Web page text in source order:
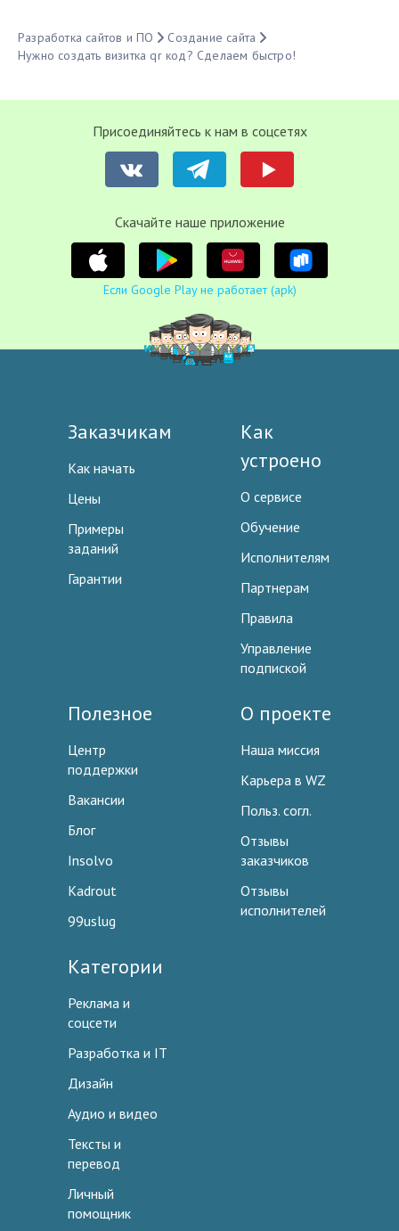
Разработка сайтов и ПО
Создание сайта
Нужно создать визитка qr код? Сделаем быстро!
Присоединяйтесь к нам в соцсетях
Cкачайте наше приложение
Если Google Play не работает (apk)
Заказчикам
Как начать
Цены
Примеры
заданий
Гарантии
Как
устроено
О сервисе
Обучение
Исполнителям
Партнерам
Правила
Управление
подпиской
Полезное
Центр
поддержки
Вакансии
Блог
Insolvo
Kadrout
99uslug
О проекте
Наша миссия
Карьера в WZ
Польз. согл.
Отзывы
заказчиков
Отзывы
исполнителей
Категории
Реклама и
соцсети
Разработка и IT
Дизайн
Аудио и видео
Тексты и
перевод
Личный
помощник